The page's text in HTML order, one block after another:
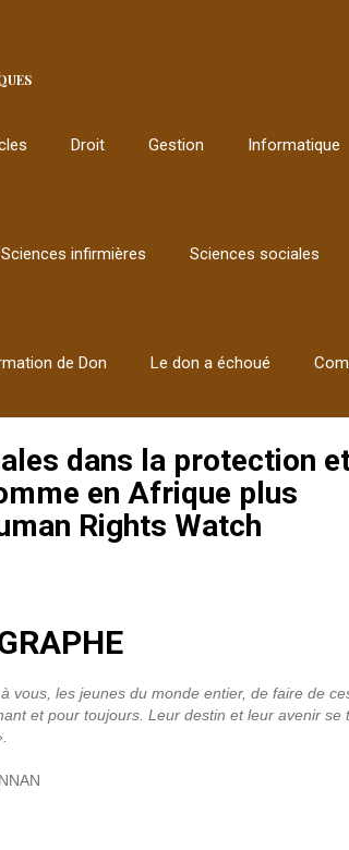
Droit Gestion Informatique
Sciences infirmières Sciences sociales
de Don Le don a échoué
dans la protection
en Afrique plus
Rights Watch
à vous, les jeunes du monde entier, de faire de
et pour toujours. Leur destin et leur avenir se